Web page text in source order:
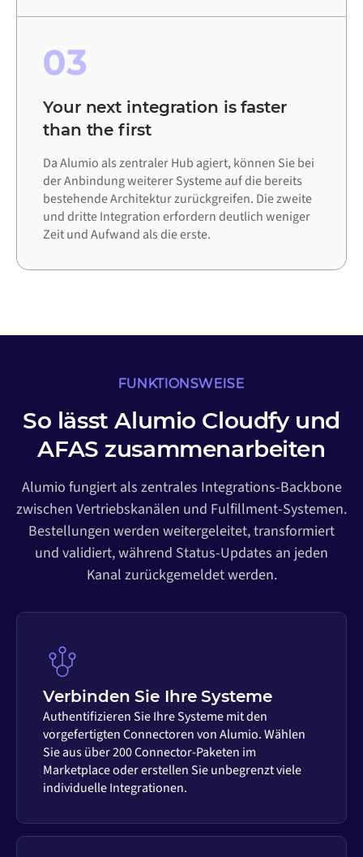
03
Your next integration is faster
than the first
Da Alumio als zentraler Hub agiert, können Sie bei
der Anbindung weiterer Systeme auf die bereits
bestehende Architektur zurückgreifen. Die zweite
und dritte Integration erfordern deutlich weniger
Zeit und Aufwand als die erste.
FUNKTIONSWEISE
So lässt Alumio Cloudfy und
AFAS zusammenarbeiten
Alumio fungiert als zentrales Integrations-Backbone
zwischen Vertriebskanälen und Fulfillment-Systemen.
Bestellungen werden weitergeleitet, transformiert
und validiert, während Status-Updates an jeden
Kanal zurückgemeldet werden.
Verbinden Sie Ihre Systeme
Authentifizieren Sie Ihre Systeme mit den
vorgefertigten Connectoren von Alumio. Wählen
Sie aus über 200 Connector-Paketen im
Marketplace oder erstellen Sie unbegrenzt viele
individuelle Integrationen.